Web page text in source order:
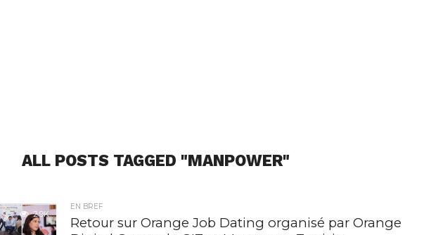
ALL POSTS TAGGED "MANPOWER"
2.9K
EN BREF
Retour sur Orange Job Dating organisé par Orange